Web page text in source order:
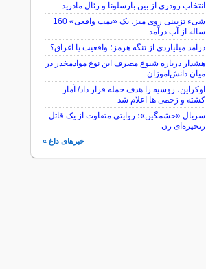
انتخاب رودری از بین بارسلونا و رئال مادرید
شیء تزیینی روی میز، یک «بمب واقعی» 160
ساله از آب درآمد
درآمد میلیاردی از تنگه هرمز؛ واقعیت یا اغراق؟
هشدار درباره شیوع مصرف این نوع موادمخدر در
میان دانش‌آموزان
اوکراین، روسیه را هدف حمله قرار داد/ آمار
کشته و زخمی ها اعلام شد
سریال «خشمگین»؛ روایتی متفاوت از یک قاتل
زنجیره‌ای زن
خبرهای داغ »